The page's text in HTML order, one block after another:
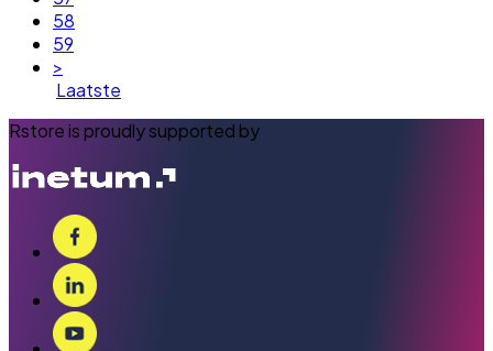
58
59
>
Laatste
Rstore is proudly supported by